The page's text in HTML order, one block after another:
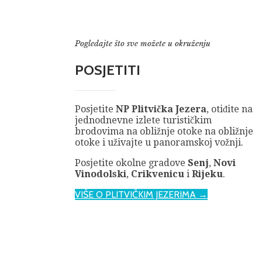
Pogledajte što sve možete u okruženju
POSJETITI
Posjetite NP Plitvička Jezera, otiđite na
jednodnevne izlete turističkim
brodovima na obližnje otoke na obližnje
otoke i uživajte u panoramskoj vožnji.
Posjetite okolne gradove Senj, Novi
Vinodolski, Crikvenicu i Rijeku.
VIŠE O PLITVIČKIM JEZERIMA →